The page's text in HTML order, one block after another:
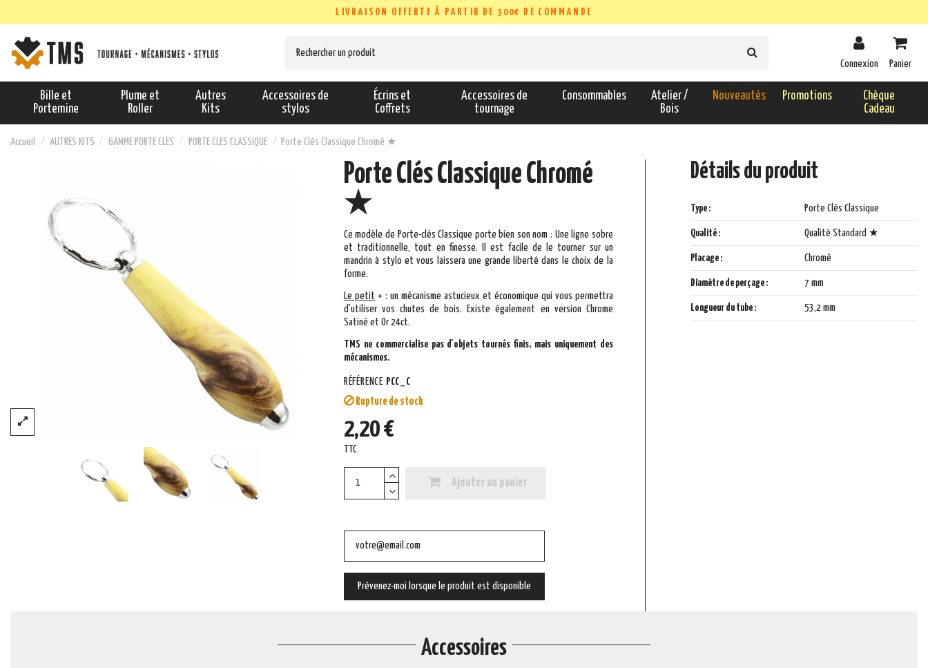
LIVRAISON OFFERTE À PARTIR DE 300€ DE COMMANDE
Connexion Panier
Bille et
Portemine
Plume et
Roller
Autres
Kits
Accessoires de
stylos
Écrins et
Coffrets
Accessoires de
tournage
Consommables
Atelier /
Bois
Nouveautés Promotions
Chèque
Cadeau
Accueil AUTRES KITS GAMME PORTE CLES PORTE CLES CLASSIQUE Porte Clés Classique Chromé ★
Porte Clés Classique Chromé
★
Ce modèle de Porte-clés Classique porte bien son nom : Une ligne sobre
et traditionnelle, tout en finesse. Il est facile de le tourner sur un
mandrin à stylo et vous laissera une grande liberté dans le choix de la
forme.
Le petit +: un mécanisme astucieux et économique qui vous permettra
d'utiliser vos chutes de bois. Existe également en version Chrome
Satiné et Or 24ct.
TMS ne commercialise pas d'objets tournés finis, mais uniquement des
mécanismes.
RÉFÉRENCE PCC_C
Rupture de stock
2,20 €
TTC
Ajouter au panier
Détails du produit
Type : Porte Clés Classique
Qualité : Qualité Standard ★
Placage : Chromé
Diamètre de perçage : 7 mm
Longueur du tube : 53,2 mm
Accessoires